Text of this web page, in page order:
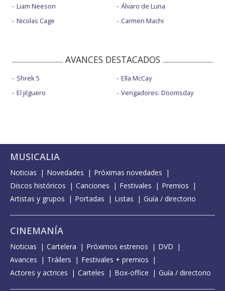
Liam Neeson
Nicolas Cage
Álvaro de Luna
Carmen Machi
AVANCES DESTACADOS
Shrek 5
El jilguero
Ella McCay
Vengadores: Doomsday
MUSICALIA
Noticias Novedades
Próximas novedades
Discos históricos
Canciones Festivales
Premios
Artistas y grupos
Portadas Listas Guía / directorio
CINEMANÍA
Noticias Cartelera Próximos estrenos
DVD
Avances
Tráilers
Festivales + premios
Actores y actrices
Carteles Box-office Guía / directorio